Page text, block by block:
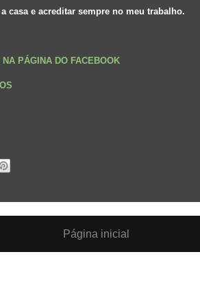
casa e acreditar sempre no meu trabalho.
PÁGINA DO FACEBOOK
Página inicial